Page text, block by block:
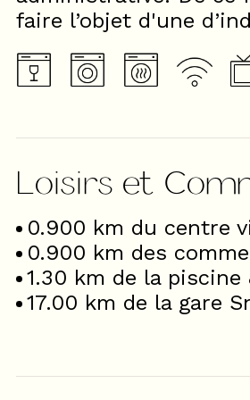
faire l’objet d'une
Loisirs et
0.900 km du centre
0.900 km des
1.30 km de la piscine
17.00 km de la gare